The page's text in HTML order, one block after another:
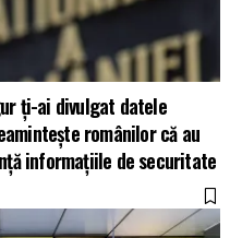
ți-ai divulgat datele
românilor că au
informațiile de securitate